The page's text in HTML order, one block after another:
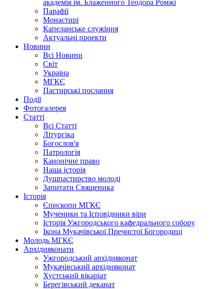
академія ім. Блаженного Теодора Ромжі
Парафії
Монастирі
Капеланське служіння
Актуальні проекти
Новини
Всі Новини
Світ
Україна
МГКЄ
Пастирські послання
Події
Фотогалерея
Статті
Всі Статті
Літургіка
Богослов'я
Патрологія
Канонічне право
Наша історія
Душпастирство молоді
Запитати Священика
Історія
Єпископи МГКЄ
Мученики та Ісповідники віри
Історія Ужгородського кафедрального собору
Ікона Мукачівської Пречистої Богородиці
Молодь МГКЄ
Архідияконати
Ужгородський архідияконат
Мукачівський архідияконат
Хустський вікаріат
Берегівський деканат